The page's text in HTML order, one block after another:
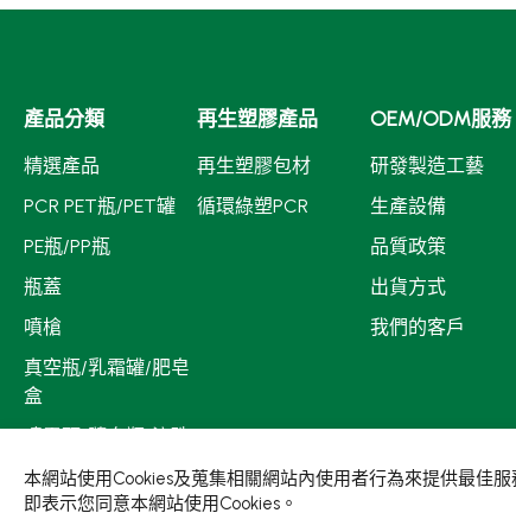
產品分類
精選產品
PCR PET瓶/PET罐
PE瓶/PP瓶
瓶蓋
噴槍
真空瓶/乳霜罐/肥皂
盒
噴霧頭/隨身瓶/滾珠
瓶
壓頭
再生塑膠產品
再生塑膠包材
循環綠塑PCR
OEM/ODM服務
研發製造工藝
生產設備
品質政策
出貨方式
我們的客戶
本網站使用Cookies及蒐集相關網站內使用者行為來提供最佳
即表示您同意本網站使用Cookies。